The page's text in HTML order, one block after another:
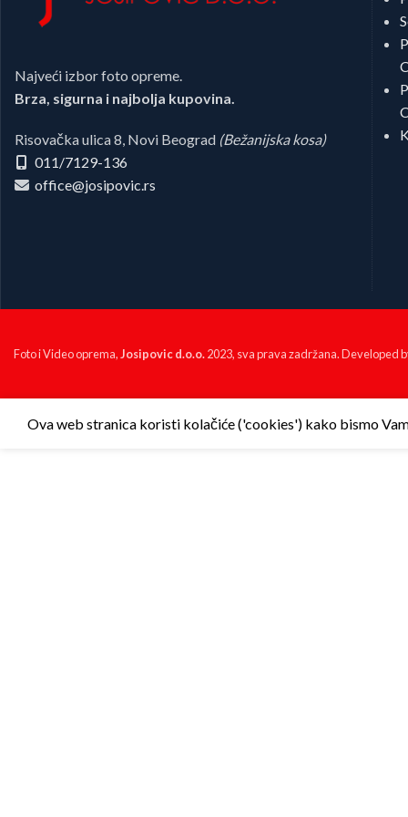
Najveći izbor foto opreme.
Brza, sigurna i najbolja kupovina.
Risovačka ulica 8, Novi Beograd (Bežanijska kosa)
011/7129-136
office@josipovic.rs
Foto i Video oprema,Josipovic d.o.o.2023, sva prava zadržana. Developed
Ova web stranica koristi kolačiće ('cookies') kako bismo